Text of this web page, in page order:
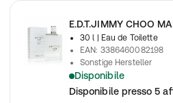
E.D.T.JIMMY CHOO
30 l
| Eau de Toilette
EAN: 3386460082198
Sonstige Hersteller
Disponibile
Jimmy Choo Uomo
Disponibile presso 5